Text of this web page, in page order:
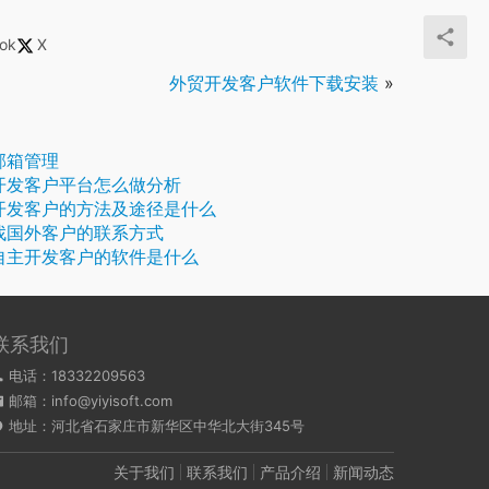
X
外贸开发客户软件下载安装 »
箱管理
发客户平台怎么做分析
发客户的方法及途径是什么
国外客户的联系方式
主开发客户的软件是什么
系我们
电话：18332209563
邮箱：info@yiyisoft.com
地址：河北省石家庄市新华区中华北大街345号
关于我们 联系我们 产品介绍 新闻动态